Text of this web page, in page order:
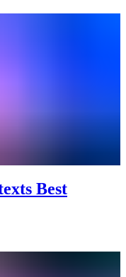
Best